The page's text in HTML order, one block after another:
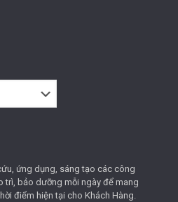
ứng dụng, sáng tạo các công
trì, bảo dưỡng mỗi ngày để mang
điểm hiện tại cho Khách Hàng.